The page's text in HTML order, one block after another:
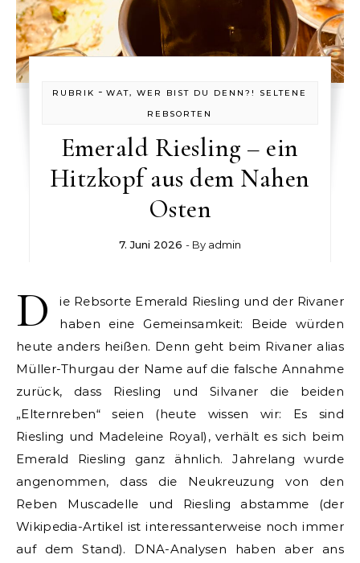
RUBRIK -WAT, WER BIST DU DENN?! SELTENE
REBSORTEN
Emerald Riesling – ein
Hitzkopf aus dem Nahen
Osten
7. Juni 2026 - By admin
D
ie Rebsorte Emerald Riesling und der Rivaner
haben eine Gemeinsamkeit: Beide würden
heute anders heißen. Denn geht beim Rivaner alias
Müller-Thurgau der Name auf die falsche Annahme
zurück, dass Riesling und Silvaner die beiden
„Elternreben“ seien (heute wissen wir: Es sind
Riesling und Madeleine Royal), verhält es sich beim
Emerald Riesling ganz ähnlich. Jahrelang wurde
angenommen, dass die Neukreuzung von den
Reben Muscadelle und Riesling abstamme (der
Wikipedia-Artikel ist interessanterweise noch immer
auf dem Stand). DNA-Analysen haben aber ans